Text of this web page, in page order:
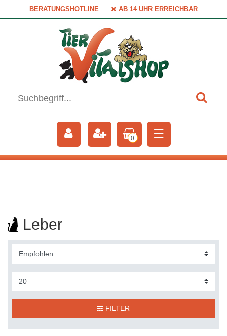
BERATUNGSHOTLINE AB 14 UHR ERREICHBAR
0 ☰
Leber
FILTER